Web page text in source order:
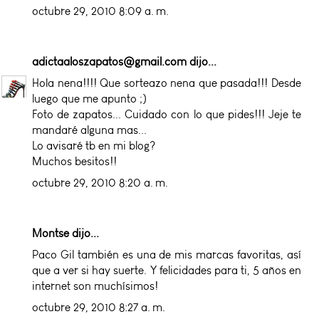
octubre 29, 2010 8:09 a. m.
adictaaloszapatos@gmail.com dijo...
Hola nena!!!! Que sorteazo nena que pasada!!! Desde
luego que me apunto ;)
Foto de zapatos... Cuidado con lo que pides!!! Jeje te
mandaré alguna mas...
Lo avisaré tb en mi blog?
Muchos besitos!!
octubre 29, 2010 8:20 a. m.
Montse dijo...
Paco Gil también es una de mis marcas favoritas, así
que a ver si hay suerte. Y felicidades para ti, 5 años en
internet son muchísimos!
octubre 29, 2010 8:27 a. m.